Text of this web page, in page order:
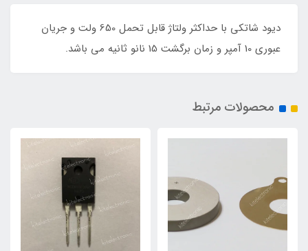
دیود شاتکی با حداکثر ولتاژ قابل تحمل 650 ولت و جریان
عبوری 10 آمپر و زمان برگشت 15 نانو ثانیه می باشد.
محصولات مرتبط